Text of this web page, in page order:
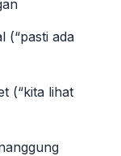
(“pasti ada
(“kita lihat